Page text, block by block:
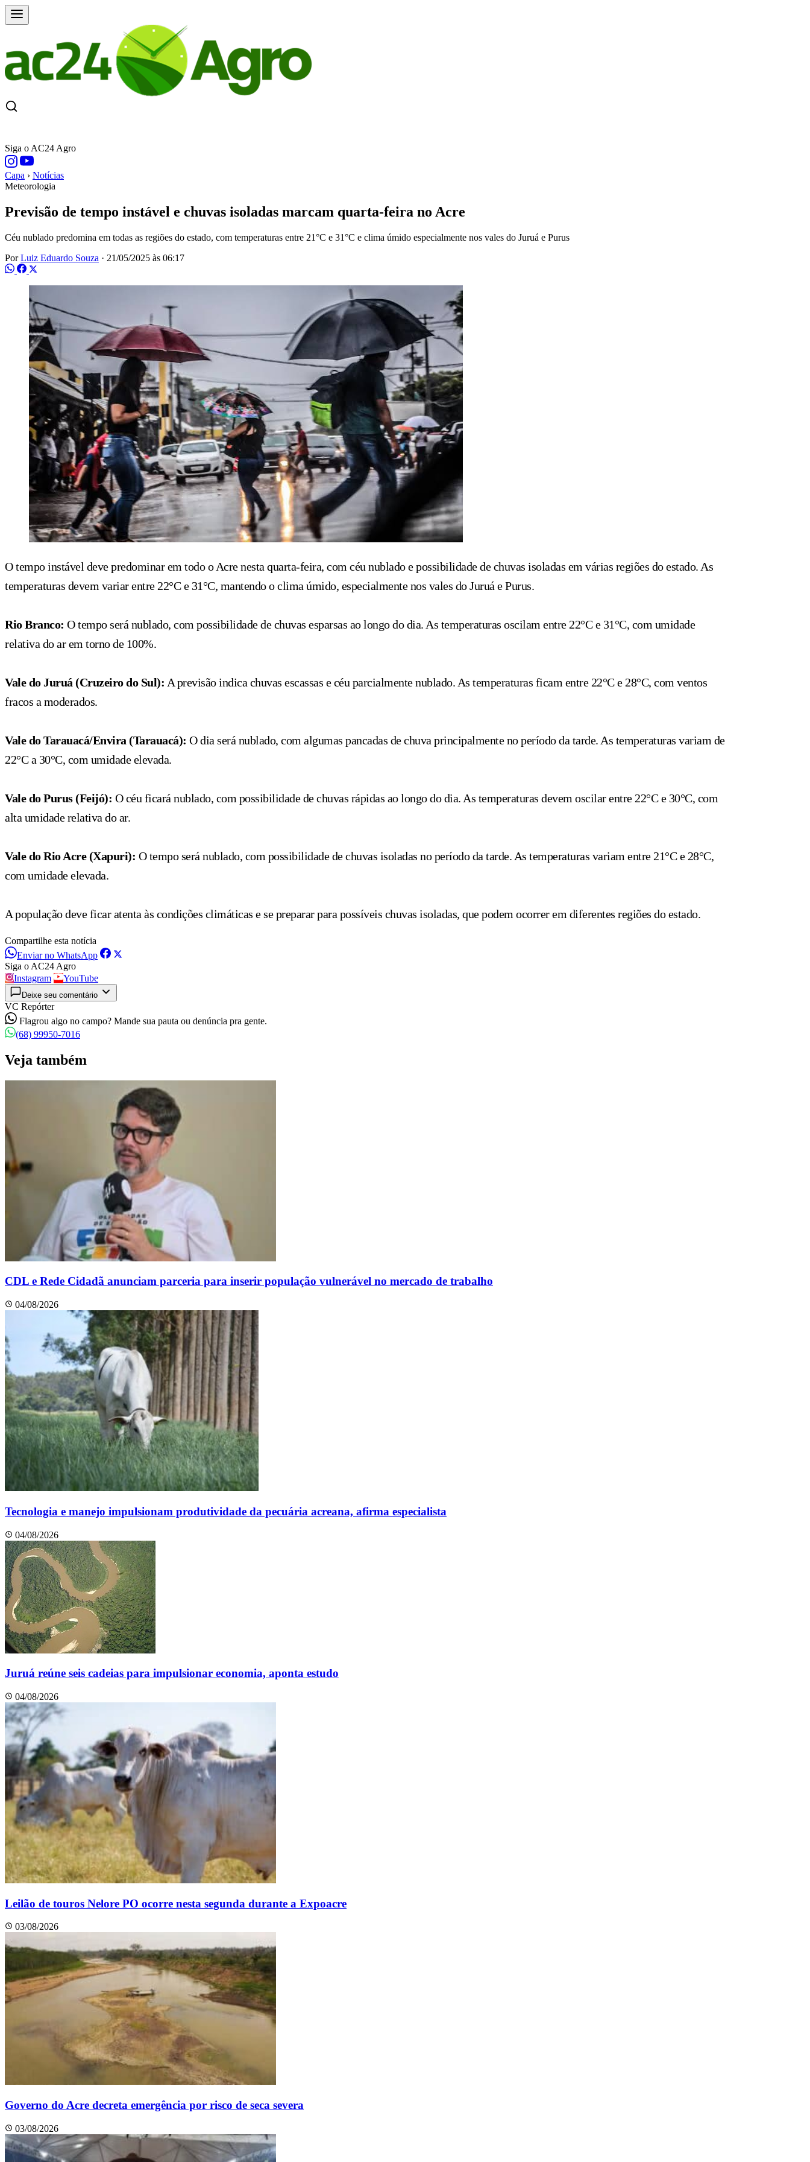
Siga o AC24 Agro
Capa › Notícias
Meteorologia
Previsão de tempo instável e chuvas isoladas marcam quarta-feira no Acre
Céu nublado predomina em todas as regiões do estado, com temperaturas entre 21°C e 31°C e clima úmido especialmente nos vales do Juruá e Purus
PorLuiz Eduardo Souza · 21/05/2025 às 06:17
O tempo instável deve predominar em todo o Acre nesta quarta-feira, com céu nublado e possibilidade de chuvas isoladas em várias regiões do estado. As
temperaturas devem variar entre 22°C e 31°C, mantendo o clima úmido, especialmente nos vales do Juruá e Purus.
Rio Branco: O tempo será nublado, com possibilidade de chuvas esparsas ao longo do dia. As temperaturas oscilam entre 22°C e 31°C, com umidade
relativa do ar em torno de 100%.
Vale do Juruá (Cruzeiro do Sul): A previsão indica chuvas escassas e céu parcialmente nublado. As temperaturas ficam entre 22°C e 28°C, com ventos
fracos a moderados.
Vale do Tarauacá/Envira (Tarauacá): O dia será nublado, com algumas pancadas de chuva principalmente no período da tarde. As temperaturas variam de
22°C a 30°C, com umidade elevada.
Vale do Purus (Feijó): O céu ficará nublado, com possibilidade de chuvas rápidas ao longo do dia. As temperaturas devem oscilar entre 22°C e 30°C, com
alta umidade relativa do ar.
Vale do Rio Acre (Xapuri): O tempo será nublado, com possibilidade de chuvas isoladas no período da tarde. As temperaturas variam entre 21°C e 28°C,
com umidade elevada.
A população deve ficar atenta às condições climáticas e se preparar para possíveis chuvas isoladas, que podem ocorrer em diferentes regiões do estado.
Compartilhe esta notícia
Enviar no WhatsApp
Siga o AC24 Agro
Instagram
YouTube
Deixe seu comentário
VC Repórter
Flagrou algo no campo? Mande sua pauta ou denúncia pra gente.
(68) 99950-7016
Veja também
CDL e Rede Cidadã anunciam parceria para inserir população vulnerável no mercado de trabalho
04/08/2026
Tecnologia e manejo impulsionam produtividade da pecuária acreana, afirma especialista
04/08/2026
Juruá reúne seis cadeias para impulsionar economia, aponta estudo
04/08/2026
Leilão de touros Nelore PO ocorre nesta segunda durante a Expoacre
03/08/2026
Governo do Acre decreta emergência por risco de seca severa
03/08/2026